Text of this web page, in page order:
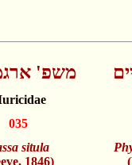
משפ'
035
situla
1846)